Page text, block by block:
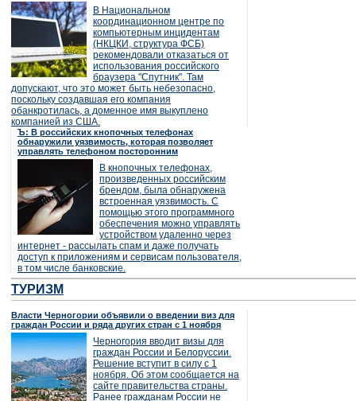
В Национальном
координационном центре по
компьютерным инцидентам
(НКЦКИ, структура ФСБ)
рекомендовали отказаться от
использования российского
браузера "Спутник". Там
допускают, что это может быть небезопасно,
поскольку создавшая его компания
обанкротилась, а доменное имя выкуплено
компанией из США.
Ъ: В российских кнопочных телефонах
обнаружили уязвимость, которая позволяет
управлять телефоном посторонним
В кнопочных телефонах,
произведенных российским
брендом, была обнаружена
встроенная уязвимость. С
помощью этого программного
обеспечения можно управлять
устройством удаленно через
интернет - рассылать спам и даже получать
доступ к приложениям и сервисам пользователя,
в том числе банковские.
ТУРИЗМ
Власти Черногории объявили о введении виз для
граждан России и ряда других стран с 1 ноября
Черногория вводит визы для
граждан России и Белоруссии.
Решение вступит в силу с 1
ноября. Об этом сообщается на
сайте правительства страны.
Ранее гражданам России не